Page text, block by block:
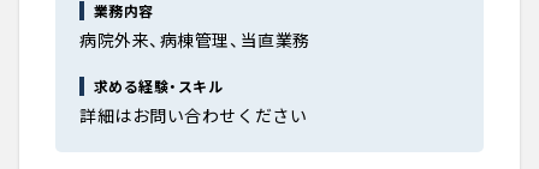
業務内容
病院外来、病棟管理、当直業務
求める経験・スキル
詳細はお問い合わせください